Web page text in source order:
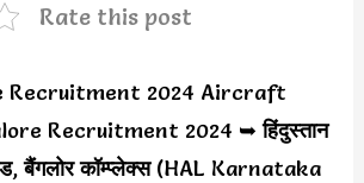
Rate this post
Recruitment 2024 Aircraft
Recruitment 2024 ➥हिंदुस्तान
,बैंगलोर कॉम्प्लेक्स(HAL Karnataka